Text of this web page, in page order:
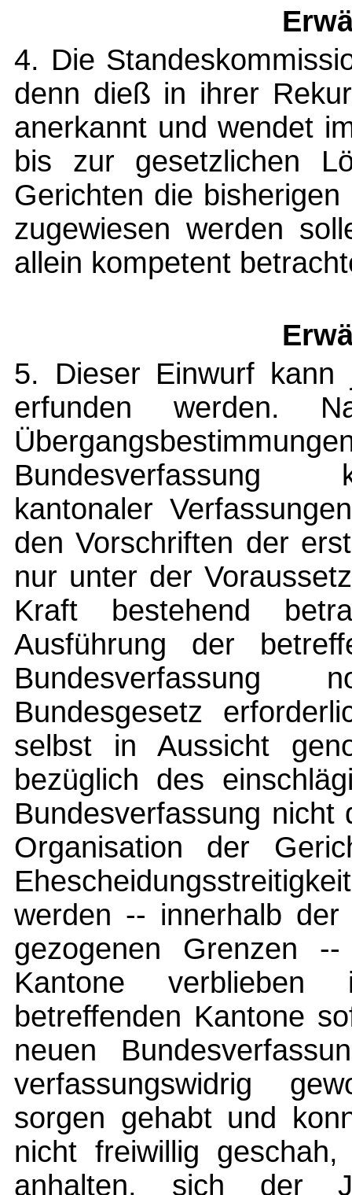
4. Die
denn dieß in ihrer
anerkannt und wendet
bis zur gesetzlichen
Gerichten die
zugewiesen werden
allein kompetent
5. Dieser Einwurf kann
erfunden werden.
Bundesverfassung
kantonaler
den Vorschriften der
nur unter der
Kraft bestehend
Ausführung der
Bundesgesetz
selbst in Aussicht
bezüglich des
Bundesverfassung
Organisation der
werden -- innerhalb der
gezogenen Grenzen
Kantone
betreffenden Kantone
neuen
verfassungswidrig
sorgen gehabt und
nicht freiwillig
anhalten, sich der